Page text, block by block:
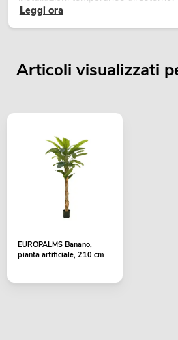
Leggi ora
Articoli visualizzati
EUROPALMS Banano,
pianta artificiale, 210 cm